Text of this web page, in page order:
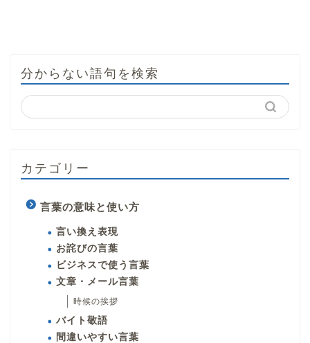
分からない語句を検索
カテゴリー
言葉の意味と使い方
言い換え表現
お詫びの言葉
ビジネスで使う言葉
文章・メール言葉
時候の挨拶
バイト敬語
間違いやすい言葉